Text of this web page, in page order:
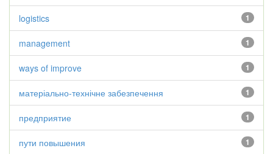
1
logistics
1
management
1
ways of improve
1
матеріально-технічне забезпечення
1
предприятие
1
пути повышения